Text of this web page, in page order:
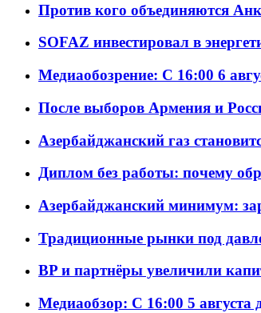
Против кого объединяются
SOFAZ инвестировал в
Медиаобозрение: С 16:00 6
После выборов Армения и
Азербайджанский газ
Диплом без работы: почему
Азербайджанский минимум:
Традиционные рынки под
BP и партнёры увеличили
Медиаобзор: С 16:00 5 августа